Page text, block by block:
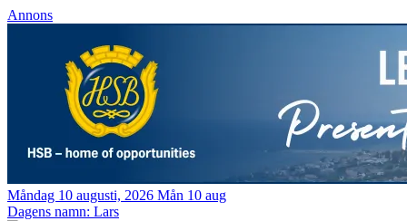
Annons
Måndag 10 augusti, 2026 Mån 10 aug
Dagens namn: Lars